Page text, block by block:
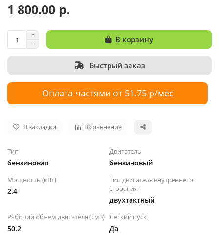
1 800.00 р.
В корзину
Быстрый заказ
Оплата частями от 51.75 р/мес
В закладки В сравнение
Тип
бензиновая
Двигатель
бензиновый
Мощность (кВт)
2.4
Тип двигателя внутреннего
сгорания
двухтактный
Рабочий объём двигателя (см3)
50.2
Легкий пуск
Да